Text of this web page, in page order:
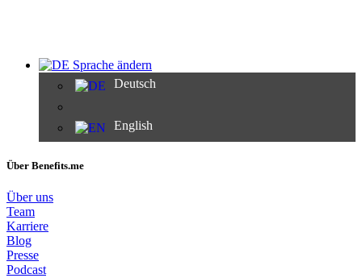
Sprache ändern
Deutsch
English
Über Benefits.me
Über uns
Team
Karriere
Blog
Presse
Podcast